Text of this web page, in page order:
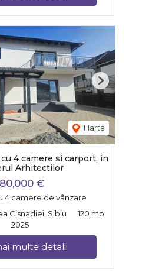
Harta
Next
4 camere si carport, in
Arhitectilor
€
4 camere de vânzare
Cisnadiei, Sibiu
120 mp
2025
multe detalii